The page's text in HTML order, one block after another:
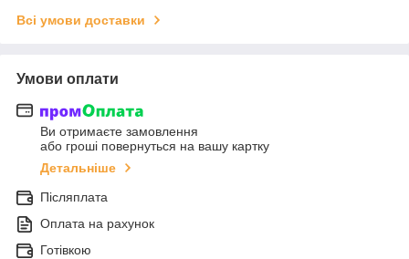
Всі умови доставки
Умови оплати
Ви отримаєте замовлення
або гроші повернуться на вашу картку
Детальніше
Післяплата
Оплата на рахунок
Готівкою